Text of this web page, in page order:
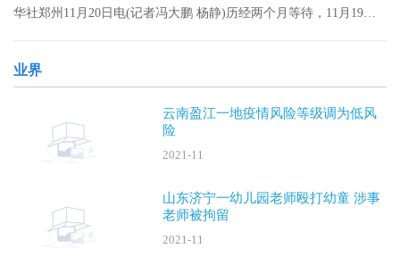
华社郑州11月20日电(记者冯大鹏 杨静)历经两个月等待，11月19日
业界
云南盈江一地疫情风险等级调为低风
险
2021-11
山东济宁一幼儿园老师殴打幼童 涉事
老师被拘留
2021-11